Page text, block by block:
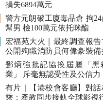
損失6894萬元
警方元朗破工廈毒品倉 拘
幫男 檢100萬元依托咪酯
宏福苑大火｜最終調查報告
公開殉職消防員何偉豪裝備
照片
鄧炳強批記協換屆屬「黑
業」 斥毫無認受性及公信力
有片｜【港校會客廳】對話
乘：產教同步接軌全球影視